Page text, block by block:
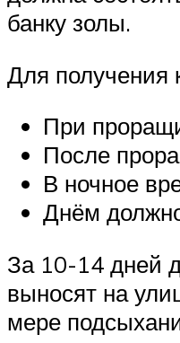
банку золы.
Для получения
При
После
В ночное
Днём
За 10-14 дней
выносят на
мере